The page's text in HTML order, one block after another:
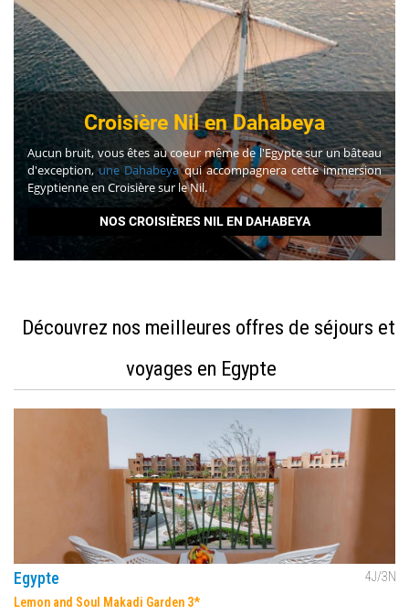
Croisière Nil en Dahabeya
Aucun bruit, vous êtes au coeur même de l'Egypte sur un bâteau
d'exception,une Dahabeyaqui accompagnera cette immersion
Egyptienne en Croisière sur le Nil.
NOS CROISIÈRES NIL EN DAHABEYA
Découvrez nos meilleures offres de séjours et
voyages en Egypte
Egypte 4J/3N
Lemon and Soul Makadi Garden 3*